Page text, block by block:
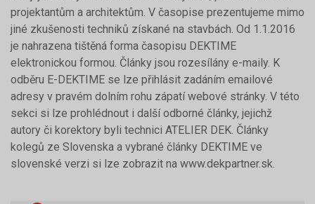
projektantům a architektům. V časopise prezentujeme mimo
jiné zkušenosti techniků získané na stavbách. Od 1.1.2016
je nahrazena tištěná forma časopisu DEKTIME
elektronickou formou. Články jsou rozesílány e-maily. K
odběru E-DEKTIME se lze přihlásit zadáním emailové
adresy v pravém dolním rohu zápatí webové stránky. V této
sekci si lze prohlédnout i další odborné články, jejichž
autory či korektory byli technici ATELIER DEK. Články
kolegů ze Slovenska a vybrané články DEKTIME ve
slovenské verzi si lze zobrazit na www.dekpartner.sk.